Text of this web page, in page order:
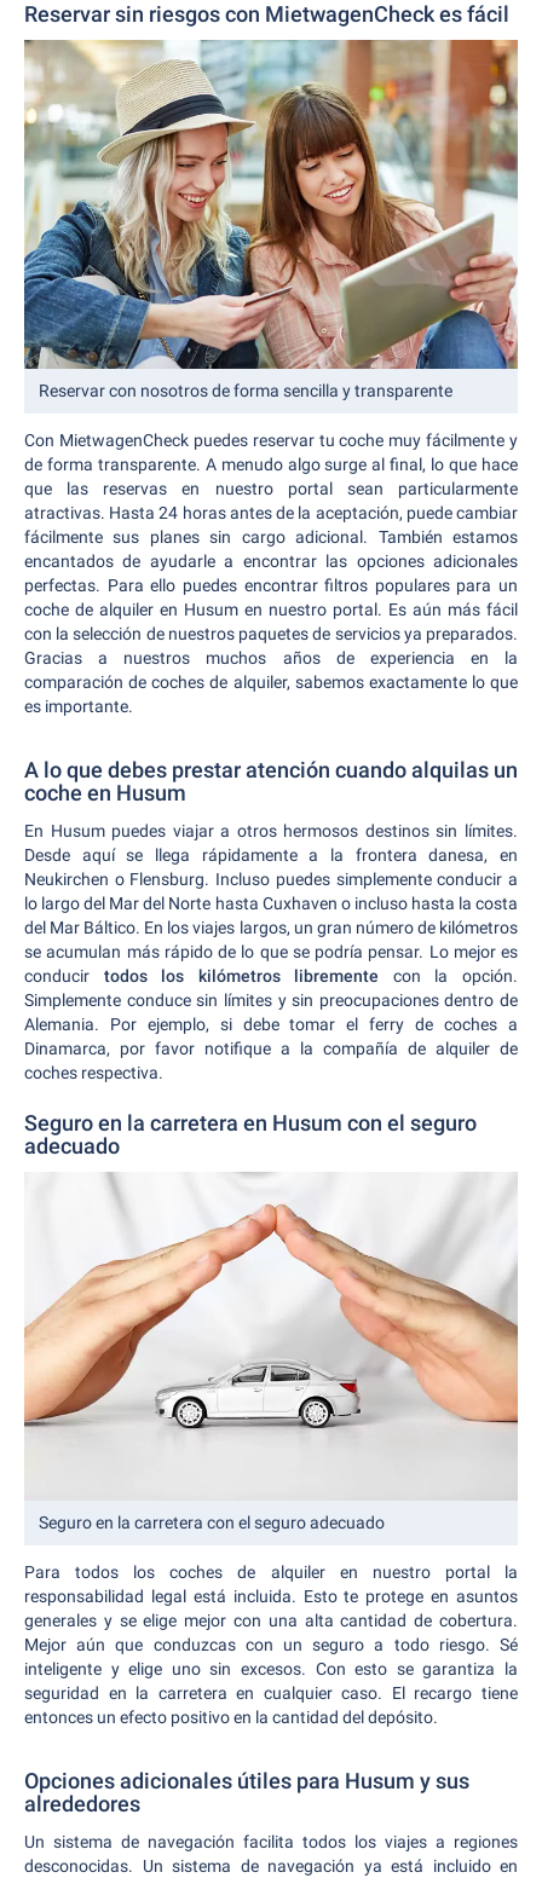
Reservar sin riesgos con MietwagenCheck es fácil
Reservar con nosotros de forma sencilla y transparente
Con MietwagenCheck puedes reservar tu coche muy fácilmente y
de forma transparente. A menudo algo surge al final, lo que hace
que las reservas en nuestro portal sean particularmente
atractivas. Hasta 24 horas antes de la aceptación, puede cambiar
fácilmente sus planes sin cargo adicional. También estamos
encantados de ayudarle a encontrar las opciones adicionales
perfectas. Para ello puedes encontrar filtros populares para un
coche de alquiler en Husum en nuestro portal. Es aún más fácil
con la selección de nuestros paquetes de servicios ya preparados.
Gracias a nuestros muchos años de experiencia en la
comparación de coches de alquiler, sabemos exactamente lo que
es importante.
A lo que debes prestar atención cuando alquilas un
coche en Husum
En Husum puedes viajar a otros hermosos destinos sin límites.
Desde aquí se llega rápidamente a la frontera danesa, en
Neukirchen o Flensburg. Incluso puedes simplemente conducir a
lo largo del Mar del Norte hasta Cuxhaven o incluso hasta la costa
del Mar Báltico. En los viajes largos, un gran número de kilómetros
se acumulan más rápido de lo que se podría pensar. Lo mejor es
conducir todos los kilómetros libremente con la opción.
Simplemente conduce sin límites y sin preocupaciones dentro de
Alemania. Por ejemplo, si debe tomar el ferry de coches a
Dinamarca, por favor notifique a la compañía de alquiler de
coches respectiva.
Seguro en la carretera en Husum con el seguro
adecuado
Seguro en la carretera con el seguro adecuado
Para todos los coches de alquiler en nuestro portal la
responsabilidad legal está incluida. Esto te protege en asuntos
generales y se elige mejor con una alta cantidad de cobertura.
Mejor aún que conduzcas con un seguro a todo riesgo. Sé
inteligente y elige uno sin excesos. Con esto se garantiza la
seguridad en la carretera en cualquier caso. El recargo tiene
entonces un efecto positivo en la cantidad del depósito.
Opciones adicionales útiles para Husum y sus
alrededores
Un sistema de navegación facilita todos los viajes a regiones
desconocidas. Un sistema de navegación ya está incluido en